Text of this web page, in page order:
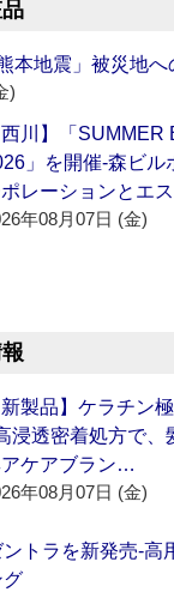
本地震」被災地へ
)
西川】「
」を開催‐森ビル
レーションとエ
年08月07日 (金)
新製品】ケラチン
浸透密着処方で、
ケアブラン…
年08月07日 (金)
ントラを新発売‐高